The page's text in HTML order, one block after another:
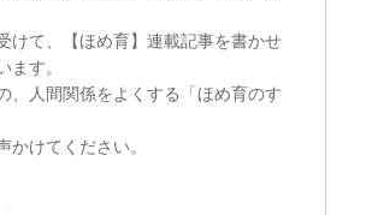
けて、【ほめ育】連載記事を書かせ
ます。
、人間関係をよくする「ほめ育のす
かけてください。